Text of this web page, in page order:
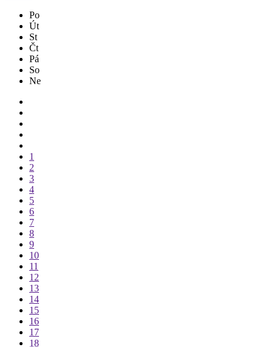
Po
Út
St
Čt
Pá
So
Ne
1
2
3
4
5
6
7
8
9
10
11
12
13
14
15
16
17
18